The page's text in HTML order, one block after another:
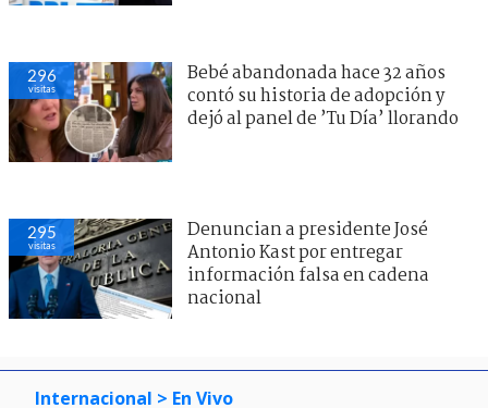
296
visitas
Bebé abandonada hace 32 años
contó su historia de adopción y
dejó al panel de ’Tu Día’ llorando
295
visitas
Denuncian a presidente José
Antonio Kast por entregar
información falsa en cadena
nacional
Internacional > En Vivo